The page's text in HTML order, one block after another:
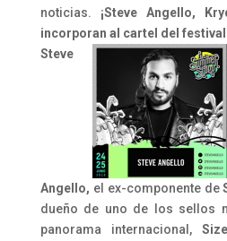
noticias. ¡Steve Angello,
incorporan al cartel del
Steve
Angello, el ex-componente de
dueño de uno de los sellos
panorama internacional,Size